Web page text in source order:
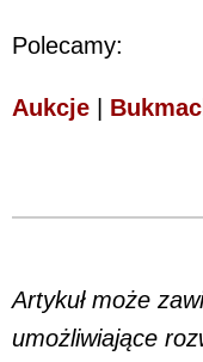
Polecamy:
Aukcje
Artykuł może
umożliwiające